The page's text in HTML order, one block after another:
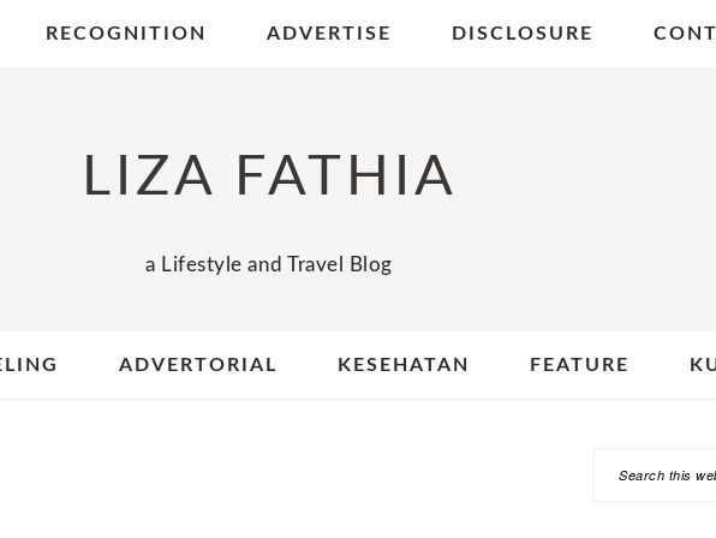
RECOGNITION ADVERTISE DISCLOSURE
LIZA FATHIA
a Lifestyle and Travel Blog
ADVERTORIAL KESEHATAN FEATURE
Search